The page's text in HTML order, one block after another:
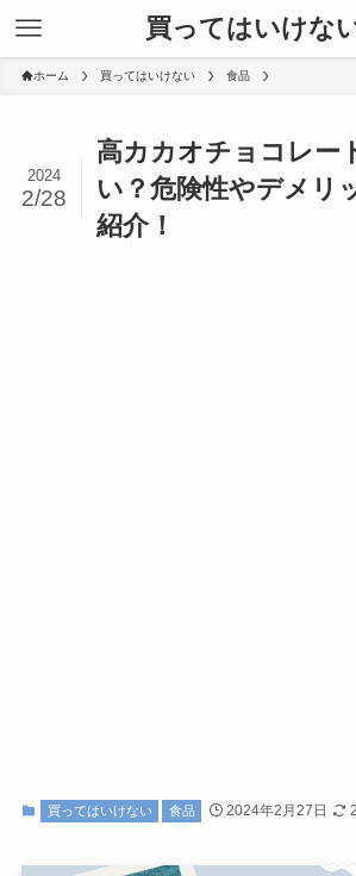
買ってはいけな
ホーム 買ってはいけない 食品
高カカオチョコレー
い？危険性やデメリ
紹介！
2024
2/28
買ってはいけない 食品 2024年2月27日